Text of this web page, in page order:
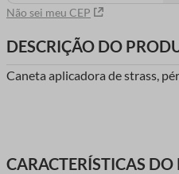
Não sei meu CEP
DESCRIÇÃO DO
Caneta aplicadora de strass,
CARACTERÍSTICAS